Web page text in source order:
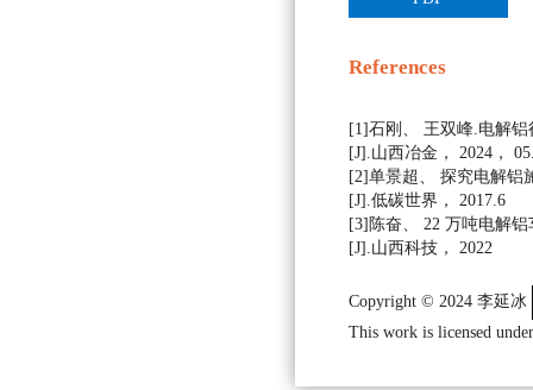
References
[1]石刚、 王双峰.电解
[J].山西冶金， 2024，
[2]单景超、 探究电解铝
[J].低碳世界， 2017.6
[3]陈奋、 22 万吨电解
[J].山西科技， 2022
Copyright © 2024 李延冰
This work is licensed